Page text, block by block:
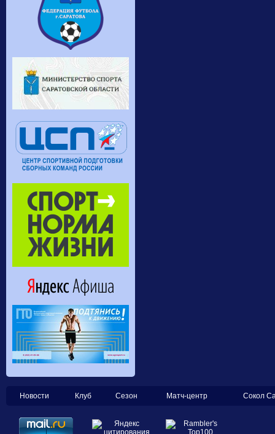
Новости Клуб Сезон Матч-центр Сокол